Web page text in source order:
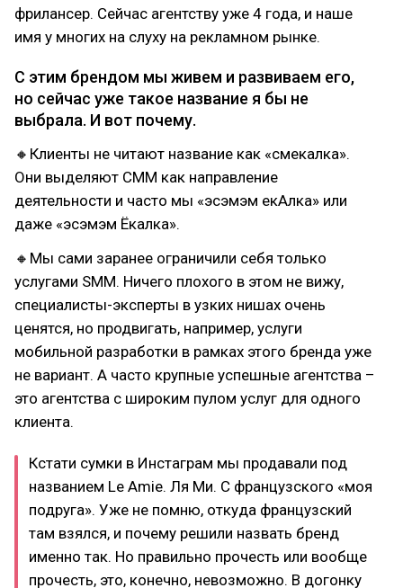
фрилансер. Сейчас агентству уже 4 года, и наше
имя у многих на слуху на рекламном рынке.
С этим брендом мы живем и развиваем его,
но сейчас уже такое название я бы не
выбрала. И вот почему.
🔸Клиенты не читают название как «смекалка».
Они выделяют СММ как направление
деятельности и часто мы «эсэмэм екАлка» или
даже «эсэмэм Ёкалка».
🔸Мы сами заранее ограничили себя только
услугами SMM. Ничего плохого в этом не вижу,
специалисты-эксперты в узких нишах очень
ценятся, но продвигать, например, услуги
мобильной разработки в рамках этого бренда уже
не вариант. А часто крупные успешные агентства –
это агентства с широким пулом услуг для одного
клиента.
Кстати сумки в Инстаграм мы продавали под
названием Le Amie. Ля Ми. С французского «моя
подруга». Уже не помню, откуда французский
там взялся, и почему решили назвать бренд
именно так. Но правильно прочесть или вообще
прочесть, это, конечно, невозможно. В догонку